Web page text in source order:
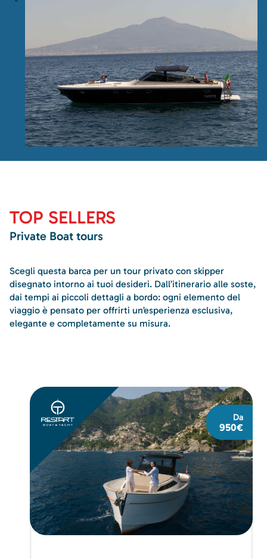
TOP SELLERS
Private Boat tours
Scegli questa barca per un tour privato con skipper
disegnato intorno ai tuoi desideri. Dall’itinerario alle soste,
dai tempi ai piccoli dettagli a bordo: ogni elemento del
viaggio è pensato per offrirti un’esperienza esclusiva,
elegante e completamente su misura.
Da
950€